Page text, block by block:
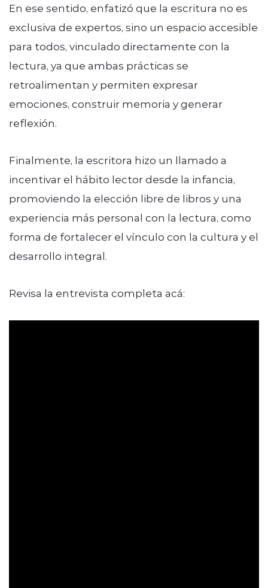
En ese sentido, enfatizó que la escritura no es
exclusiva de expertos, sino un espacio accesible
para todos, vinculado directamente con la
lectura, ya que ambas prácticas se
retroalimentan y permiten expresar
emociones, construir memoria y generar
reflexión.
Finalmente, la escritora hizo un llamado a
incentivar el hábito lector desde la infancia,
promoviendo la elección libre de libros y una
experiencia más personal con la lectura, como
forma de fortalecer el vínculo con la cultura y el
desarrollo integral.
Revisa la entrevista completa acá: